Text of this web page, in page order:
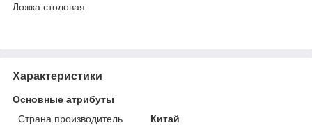
Ложка столовая
Характеристики
Основные атрибуты
Страна производитель
Китай